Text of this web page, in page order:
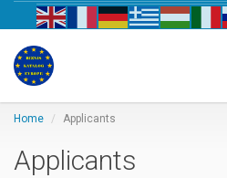
Home Applicants
Applicants